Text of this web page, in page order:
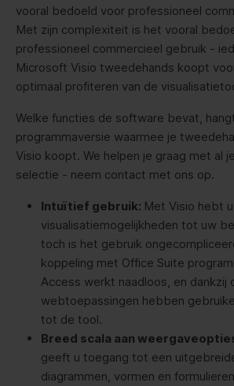
vooral bedoeld voor professioneel
Met zijn complexiteit is het vooral
professioneel commercieel gebruik -
Microsoft Visio tweedehands koopt
optimaal profiteren van de
Welke functies de software bevat,
programmaversie waarmee je
Visio koopt. We helpen je graag met al
selectie - neem contact met ons op.
Intuïtief gebruik: Met Visio hebt
visualisatiemogelijkheden tot uw
toch is het gebruik
koppeling met Office Suite
Access werkt naadloos, en dankzij
webtoepassingen hebben
tot de tool.
Breed scala aan
geeft u toegang tot een
diagrammen, vormen en